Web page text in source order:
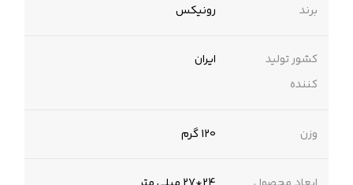
برند رونیکس
کشور تولید
کننده
ایران
وزن 120 گرم